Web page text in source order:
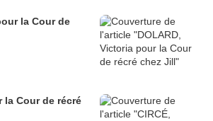
la Cour de
la Cour de récré